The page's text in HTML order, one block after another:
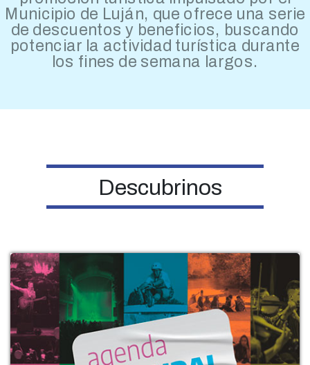
Municipio de Luján, que ofrece una serie
de descuentos y beneficios, buscando
potenciar la actividad turística durante
los fines de semana largos.
Descubrinos